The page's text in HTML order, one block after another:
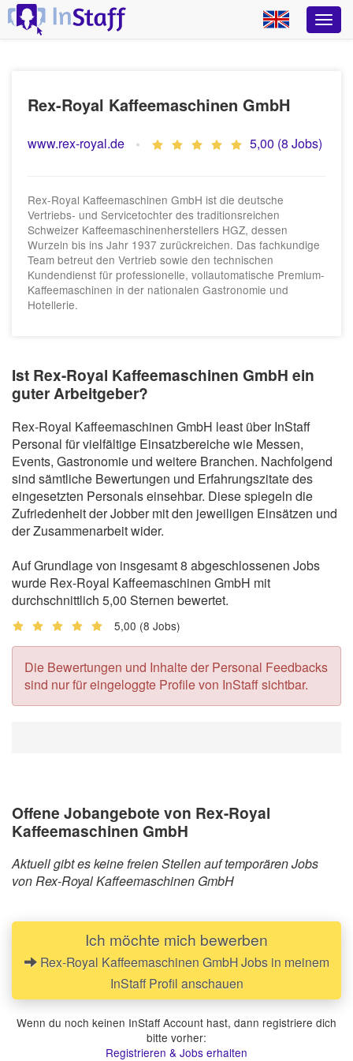
Rex-Royal Kaffeemaschinen GmbH
www.rex-royal.de 5,00 (8 Jobs)
Rex-Royal Kaffeemaschinen GmbH ist die deutsche
Vertriebs- und Servicetochter des traditionsreichen
Schweizer Kaffeemaschinenherstellers HGZ, dessen
Wurzeln bis ins Jahr 1937 zurückreichen. Das fachkundige
Team betreut den Vertrieb sowie den technischen
Kundendienst für professionelle, vollautomatische Premium-
Kaffeemaschinen in der nationalen Gastronomie und
Hotellerie.
Ist Rex-Royal Kaffeemaschinen GmbH ein
guter Arbeitgeber?
Rex-Royal Kaffeemaschinen GmbH least über InStaff
Personal für vielfältige Einsatzbereiche wie Messen,
Events, Gastronomie und weitere Branchen. Nachfolgend
sind sämtliche Bewertungen und Erfahrungszitate des
eingesetzten Personals einsehbar. Diese spiegeln die
Zufriedenheit der Jobber mit den jeweiligen Einsätzen und
der Zusammenarbeit wider.
Auf Grundlage von insgesamt 8 abgeschlossenen Jobs
wurde Rex-Royal Kaffeemaschinen GmbH mit
durchschnittlich 5,00 Sternen bewertet.
5,00 (8 Jobs)
Die Bewertungen und Inhalte der Personal Feedbacks
sind nur für eingeloggte Profile von InStaff sichtbar.
Offene Jobangebote von Rex-Royal
Kaffeemaschinen GmbH
Aktuell gibt es keine freien Stellen auf temporären Jobs
von Rex-Royal Kaffeemaschinen GmbH
Ich möchte mich bewerben
Rex-Royal Kaffeemaschinen GmbH Jobs in meinem
InStaff Profil anschauen
Wenn du noch keinen InStaff Account hast, dann registriere dich
bitte vorher:
Registrieren & Jobs erhalten